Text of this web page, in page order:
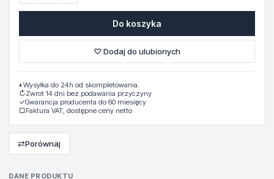
DANE PRODUKTU
Do koszyka
♡ Dodaj do ulubionych
◐ Wysyłka do 24h od skompletowania.
↻Zwrot 14 dni bez podawania przyczyny
✓Gwarancja producenta do 60 miesięcy
▢Faktura VAT, dostępne ceny netto
⇄Porównaj